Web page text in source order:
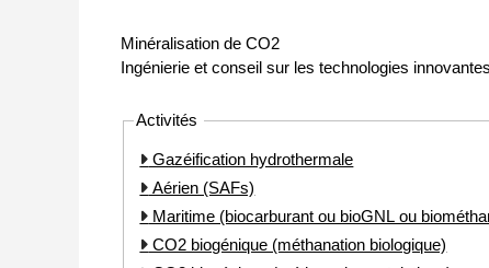
Minéralisation de CO2
Ingénierie et conseil sur les technologies
Activités
Gazéification hydrothermale
Aérien (SAFs)
Maritime (biocarburant ou bioGNL ou
CO2 biogénique (méthanation biologique)